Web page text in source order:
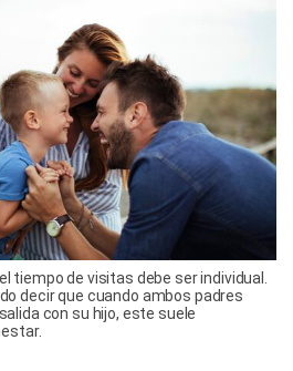
tiempo de visitas debe ser individual.
decir que cuando ambos padres
con su hijo, este suele